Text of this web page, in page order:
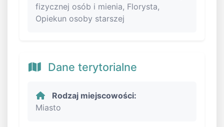
fizycznej osób i mienia, Florysta,
Opiekun osoby starszej
Dane terytorialne
Rodzaj miejscowości:
Miasto